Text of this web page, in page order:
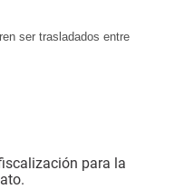
ser trasladados entre
para la